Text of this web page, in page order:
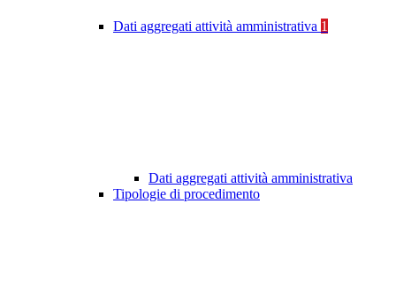
Dati aggregati attività amministrativa 1
Dati aggregati attività amministrativa
Tipologie di procedimento